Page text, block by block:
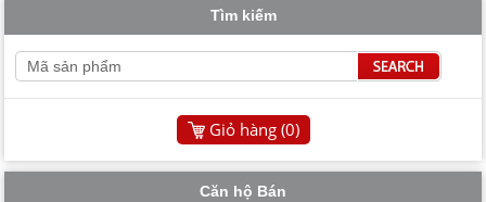
Tìm kiếm
Giỏ hàng (0)
Căn hộ Bán